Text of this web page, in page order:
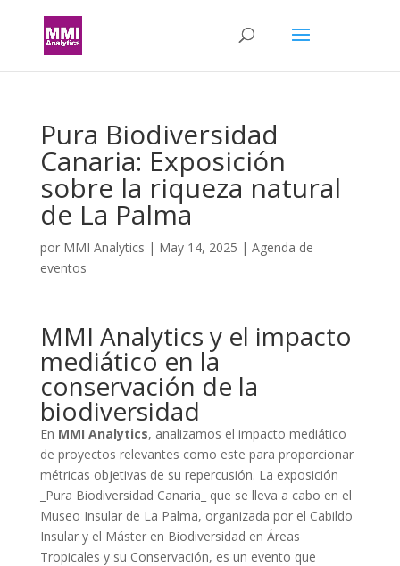
Pura Biodiversidad
Canaria: Exposición
sobre la riqueza natural
de La Palma
por MMI Analytics | May 14, 2025 | Agenda de
eventos
MMI Analytics y el impacto
mediático en la
conservación de la
biodiversidad
En MMI Analytics, analizamos el impacto mediático
de proyectos relevantes como este para proporcionar
métricas objetivas de su repercusión. La exposición
_Pura Biodiversidad Canaria_ que se lleva a cabo en el
Museo Insular de La Palma, organizada por el Cabildo
Insular y el Máster en Biodiversidad en Áreas
Tropicales y su Conservación, es un evento que